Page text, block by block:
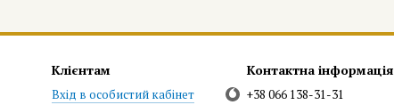
Клієнтам
Вхід в особистий кабінет
Контактна інформація
+38 066 138-31-31